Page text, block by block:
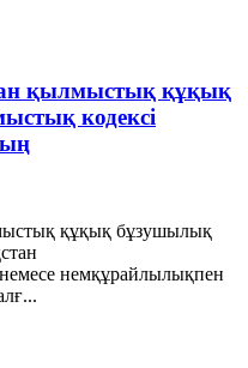
қылмыстық құқық
кодексi
құқық бұзушылық
немқұрайлылықпен